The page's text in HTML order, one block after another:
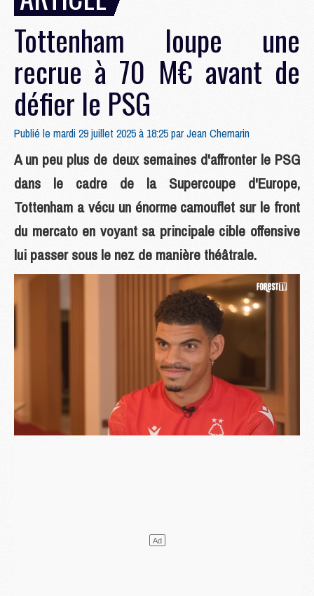
Tottenham loupe une
recrue à 70 M€ avant de
défier le PSG
Publié le mardi 29 juillet 2025 à 18:25 parJean Chemarin
A un peu plus de deux semaines d'affronter le PSG
dans le cadre de la Supercoupe d'Europe,
Tottenham a vécu un énorme camouflet sur le front
du mercato en voyant sa principale cible offensive
lui passer sous le nez de manière théâtrale.